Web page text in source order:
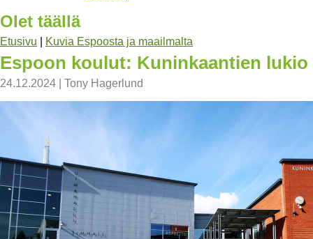
Olet täällä
Etusivu Kuvia Espoosta ja maailmalta
Espoon koulut: Kuninkaantien lukio
24.12.2024 Tony Hagerlund